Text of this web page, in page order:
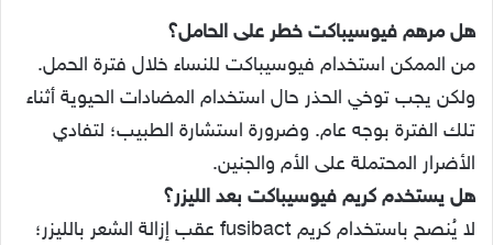
هل مرهم فيوسيباكت خطر على الحامل؟
من الممكن استخدام فيوسيباكت للنساء خلال فترة الحمل.
ولكن يجب توخي الحذر حال استخدام المضادات الحيوية أثناء
تلك الفترة بوجه عام. وضرورة استشارة الطبيب؛ لتفادي
الأضرار المحتملة على الأم والجنين.
هل يستخدم كريم فيوسيباكت بعد الليزر؟
لا يُنصح باستخدام كريم fusibact عقب إزالة الشعر بالليزر؛